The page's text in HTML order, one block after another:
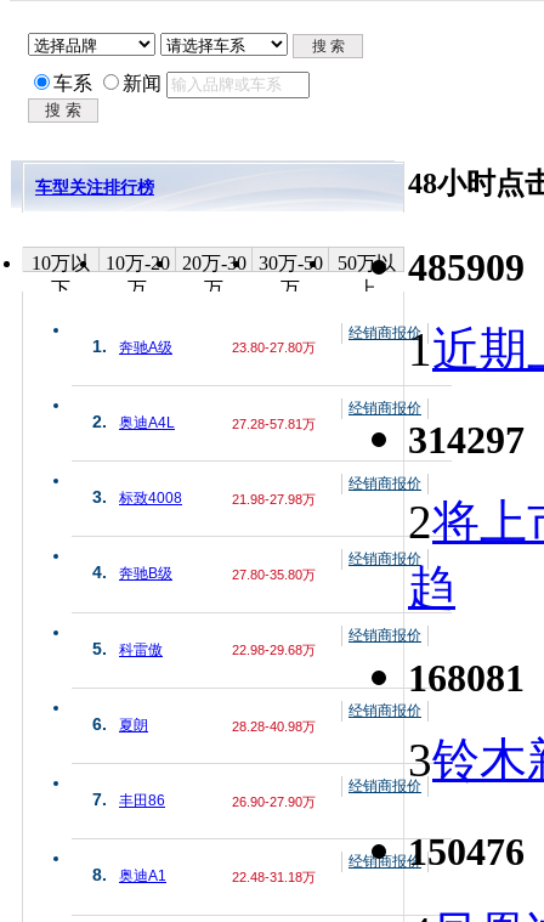
车系 新闻
车型关注排行榜
10万以
下
10万-20
万
20万-30
万
30万-50
万
50万以
上
1. 奔驰A级 23.80-27.80万
经销商报价
2. 奥迪A4L 27.28-57.81万
经销商报价
3. 标致4008 21.98-27.98万
经销商报价
4. 奔驰B级 27.80-35.80万
经销商报价
5. 科雷傲 22.98-29.68万
经销商报价
6. 夏朗 28.28-40.98万
经销商报价
7. 丰田86 26.90-27.90万
经销商报价
8. 奥迪A1 22.48-31.18万
经销商报价
48小时点
485909
1近期
314297
2将上
趋
168081
3铃木
150476